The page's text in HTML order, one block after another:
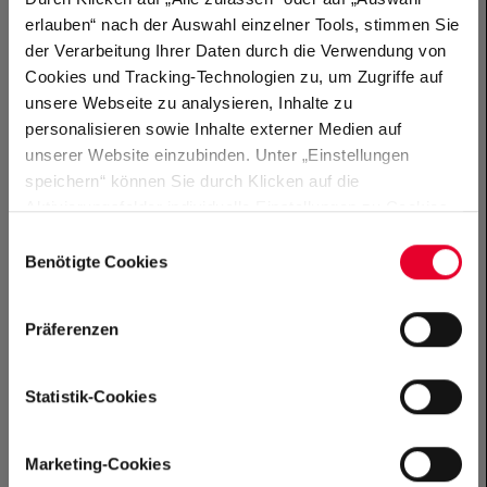
erlauben“ nach der Auswahl einzelner Tools, stimmen Sie
der Verarbeitung Ihrer Daten durch die Verwendung von
Cookies und Tracking-Technologien zu, um Zugriffe auf
unsere Webseite zu analysieren, Inhalte zu
personalisieren sowie Inhalte externer Medien auf
unserer Website einzubinden. Unter „Einstellungen
speichern“ können Sie durch Klicken auf die
Aktivierungsfelder individuelle Einstellungen zu Cookies
untersagen oder keine Einwilligung erteilen. Sie können
die erteilte Einwilligung auch später jederzeit über das
Cookie Board widerrufen. Der Einsatz von „Benötigten
Cookies“ ist für die Funktionalität der Website technisch
in unseren Datenschutzhinweisen
Benötigte Cookies
Präferenzen
Statistik-Cookies
Marketing-Cookies
bleibt das jedoch oft unsichtbar. Genau…
13.05.2026
Knapp 50 Mio. Euro Projektmittel
und neue Europa-Initiativen:
Engagement deutlich aus
veröffentlichten Jahresbericht 2025 informiert die
+
PRESSE | 04.05.2026